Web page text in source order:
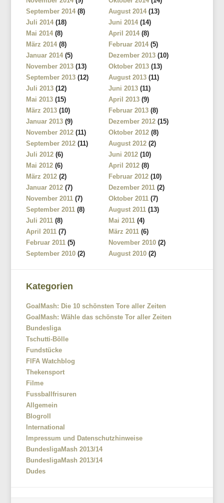
September 2014 (8) August 2014 (13)
Juli 2014 (18) Juni 2014 (14)
Mai 2014 (8) April 2014 (8)
März 2014 (8) Februar 2014 (5)
Januar 2014 (5) Dezember 2013 (10)
November 2013 (13) Oktober 2013 (13)
September 2013 (12) August 2013 (11)
Juli 2013 (12) Juni 2013 (11)
Mai 2013 (15) April 2013 (9)
März 2013 (10) Februar 2013 (8)
Januar 2013 (9) Dezember 2012 (15)
November 2012 (11) Oktober 2012 (8)
September 2012 (11) August 2012 (2)
Juli 2012 (6) Juni 2012 (10)
Mai 2012 (6) April 2012 (8)
März 2012 (2) Februar 2012 (10)
Januar 2012 (7) Dezember 2011 (2)
November 2011 (7) Oktober 2011 (7)
September 2011 (8) August 2011 (13)
Juli 2011 (8) Mai 2011 (4)
April 2011 (7) März 2011 (6)
Februar 2011 (5) November 2010 (2)
September 2010 (2) August 2010 (2)
Kategorien
GoalMash: Die 10 schönsten Tore aller Zeiten
GoalMash: Wähle das schönste Tor aller Zeiten
Bundesliga
Tschutti-Bölle
Fundstücke
FIFA Watchblog
Thekensport
Filme
Fussballfrisuren
Allgemein
Blogroll
International
Impressum und Datenschutzhinweise
BundesligaMash 2013/14
BundesligaMash 2013/14
Dudes